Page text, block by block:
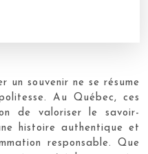
souvenir ne se résume
Au Québec, ces
de valoriser le savoir-
histoire authentique et
responsable. Que